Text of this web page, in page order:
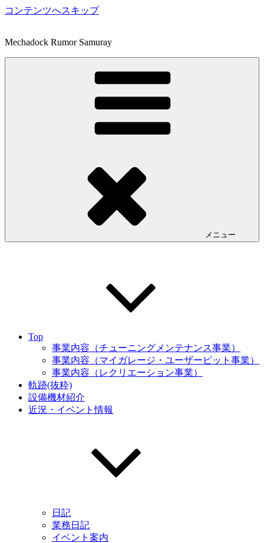
コンテンツへスキップ
Mechadock Rumor Samuray
メニュー
Top
事業内容（チューニングメンテナンス事業）
事業内容（マイガレージ・ユーザーピット事業）
事業内容（レクリエーション事業）
軌跡(抜粋)
設備機材紹介
近況・イベント情報
日記
業務日記
イベント案内